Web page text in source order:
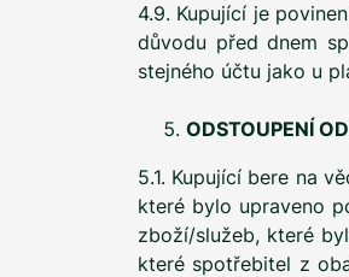
4.9. Kupující je
důvodu před dnem
stejného účtu jako u
ODSTOUPENÍ
5.1. Kupující bere na
které bylo upraveno
zboží/služeb, které
které spotřebitel z